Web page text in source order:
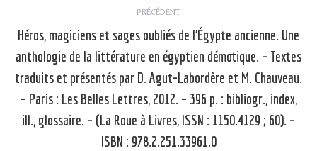
article
PRÉCÉDENT
Article
précédent
:
Héros, magiciens et sages oubliés de l’Égypte ancienne. Une
anthologie de la littérature en égyptien démotique. – Textes
traduits et présentés par D. Agut-Labordère et M. Chauveau.
– Paris : Les Belles Lettres, 2012. – 396 p. : bibliogr., index,
ill., glossaire. – (La Roue à Livres, ISSN : 1150.4129 ; 60). –
ISBN : 978.2.251.33961.0